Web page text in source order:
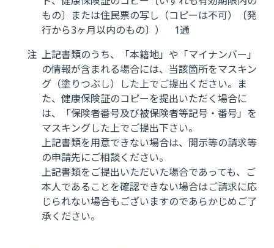
もの〕または住民票の写し（コピーは不可）〔発
行から3ヶ月以内のもの〕） 1通
注 上記書類のうち、「本籍地」や「マイナンバー」
の情報が含まれる場合には、当該箇所をマスキン
グ（塗りつぶし）した上でご提出ください。ま
た、健康保険証のコピーを提出いただく場合に
は、「保険者番号及び被保険者等記号・番号」を
マスキングした上でご提出下さい。
上記書類を用意できない場合は、開示等の請求等
の申請先にご相談ください。
上記書類をご提出いただいた場合であっても、ご
本人であることを確認できない場合はご請求に応
じられない場合もございますのであらかじめご了
承ください。